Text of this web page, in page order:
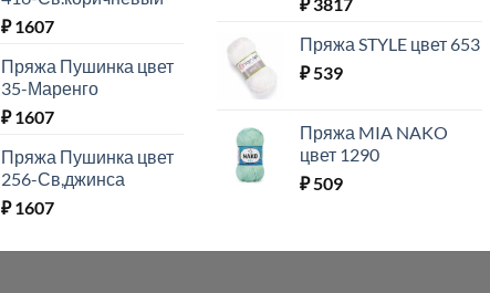
₽1607
Пряжа Пушинка цвет
35-Маренго
₽1607
Пряжа Пушинка цвет
256-Св,джинса
₽1607
Пряжа STYLE цвет 653
₽539
Пряжа MIA NAKO
цвет 1290
₽509